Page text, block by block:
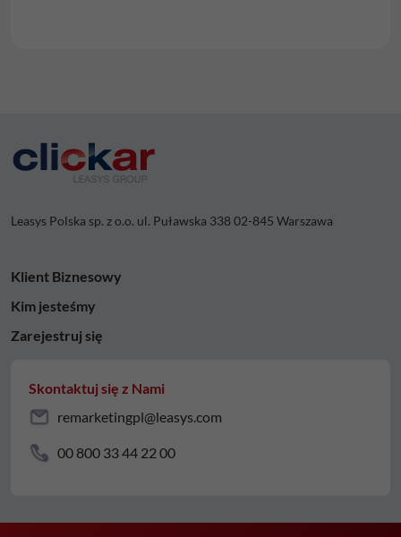
Leasys Polska sp. z o.o. ul. Puławska 338 02-845 Warszawa
Klient Biznesowy
Kim jesteśmy
Zarejestruj się
Skontaktuj się z Nami
remarketingpl@leasys.com
00 800 33 44 22 00